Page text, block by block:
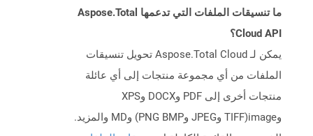
ما تنسيقات الملفات التي تدعمها Aspose.Total
Cloud API؟
يمكن لـ Aspose.Total Cloud تحويل تنسيقات
الملفات من أي مجموعة منتجات إلى أي عائلة
منتجات أخرى إلى PDF وDOCX وXPS
وimage(TIFF وJPEG وPNG BMP) وMD والمزيد.